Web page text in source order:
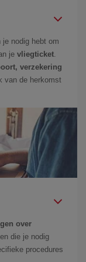
je nodig hebt om
je vliegticket.
verzekering
van de herkomst
over
die je nodig
procedures